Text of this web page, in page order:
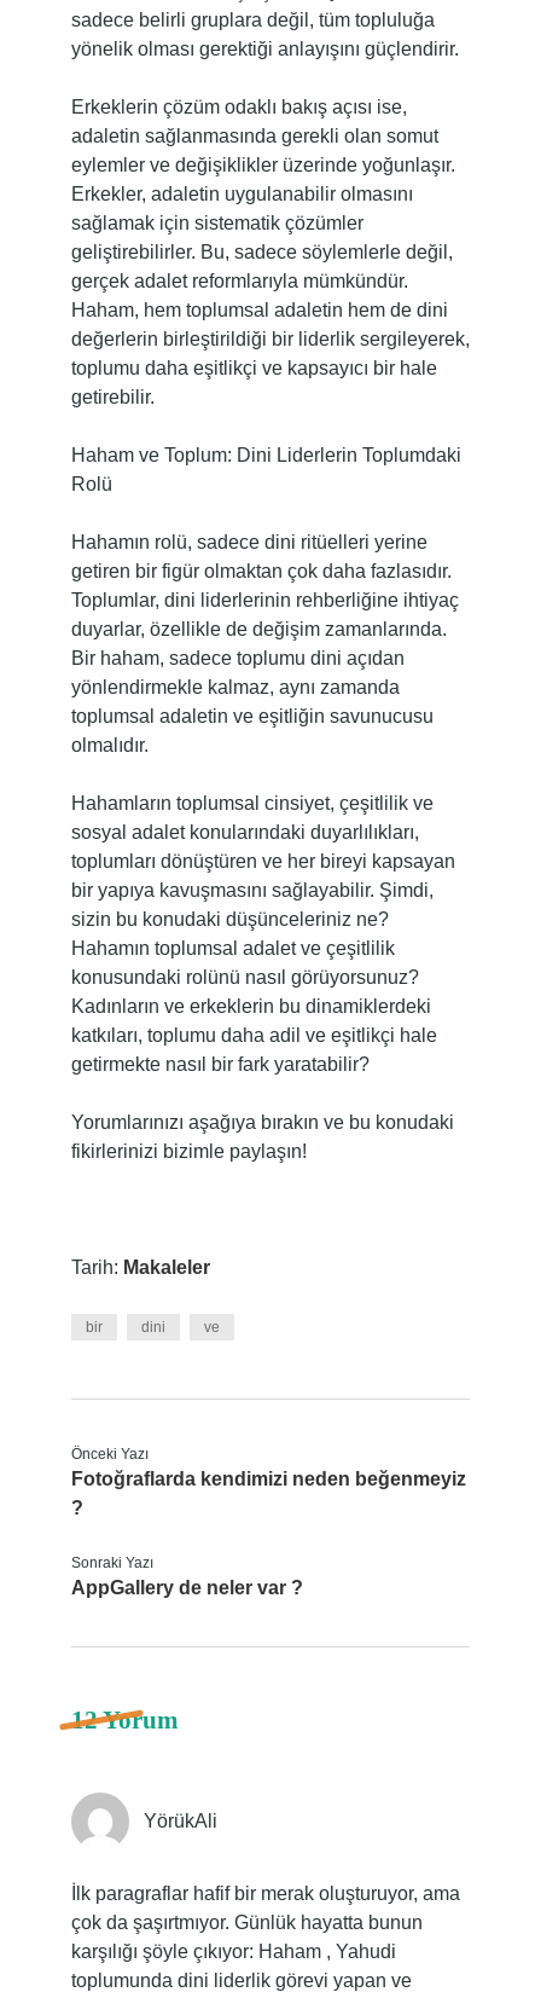
sadece belirli gruplara değil, tüm topluluğa
yönelik olması gerektiği anlayışını güçlendirir.
Erkeklerin çözüm odaklı bakış açısı ise,
adaletin sağlanmasında gerekli olan somut
eylemler ve değişiklikler üzerinde yoğunlaşır.
Erkekler, adaletin uygulanabilir olmasını
sağlamak için sistematik çözümler
geliştirebilirler. Bu, sadece söylemlerle değil,
gerçek adalet reformlarıyla mümkündür.
Haham, hem toplumsal adaletin hem de dini
değerlerin birleştirildiği bir liderlik sergileyerek,
toplumu daha eşitlikçi ve kapsayıcı bir hale
getirebilir.
Haham ve Toplum: Dini Liderlerin Toplumdaki
Rolü
Hahamın rolü, sadece dini ritüelleri yerine
getiren bir figür olmaktan çok daha fazlasıdır.
Toplumlar, dini liderlerinin rehberliğine ihtiyaç
duyarlar, özellikle de değişim zamanlarında.
Bir haham, sadece toplumu dini açıdan
yönlendirmekle kalmaz, aynı zamanda
toplumsal adaletin ve eşitliğin savunucusu
olmalıdır.
Hahamların toplumsal cinsiyet, çeşitlilik ve
sosyal adalet konularındaki duyarlılıkları,
toplumları dönüştüren ve her bireyi kapsayan
bir yapıya kavuşmasını sağlayabilir. Şimdi,
sizin bu konudaki düşünceleriniz ne?
Hahamın toplumsal adalet ve çeşitlilik
konusundaki rolünü nasıl görüyorsunuz?
Kadınların ve erkeklerin bu dinamiklerdeki
katkıları, toplumu daha adil ve eşitlikçi hale
getirmekte nasıl bir fark yaratabilir?
Yorumlarınızı aşağıya bırakın ve bu konudaki
fikirlerinizi bizimle paylaşın!
Tarih: Makaleler
bir dini ve
Önceki Yazı
Fotoğraflarda kendimizi neden beğenmeyiz
?
Sonraki Yazı
AppGallery de neler var ?
12 Yorum
YörükAli
İlk paragraflar hafif bir merak oluşturuyor, ama
çok da şaşırtmıyor. Günlük hayatta bunun
karşılığı şöyle çıkıyor: Haham , Yahudi
toplumunda dini liderlik görevi yapan ve